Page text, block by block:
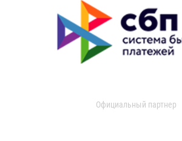
Официальный партнер